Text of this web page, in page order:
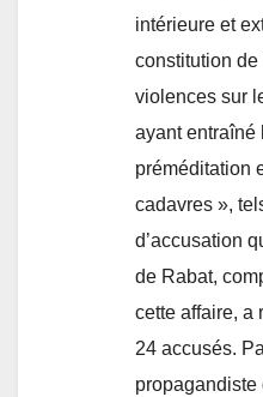
intérieure et
constitution
violences sur
ayant entraîné
préméditation
cadavres »,
d’accusation
de Rabat,
cette affaire, a
24 accusés.
propagandiste